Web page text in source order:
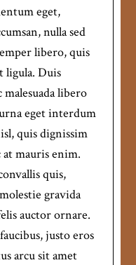
eget,
nulla sed
libero, quis
Duis
libero
eget interdum
quis dignissim
mauris enim.
quis,
gravida
auctor ornare.
justo eros
arcu sit amet